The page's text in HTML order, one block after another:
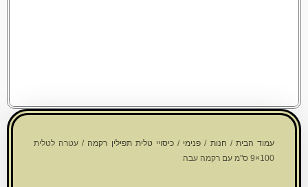
עמוד הבית / חנות / פנימי /כיסויי טלית תפילין רקמה / עטרה לטלית
100×9 ס"מ עם רקמה עבה